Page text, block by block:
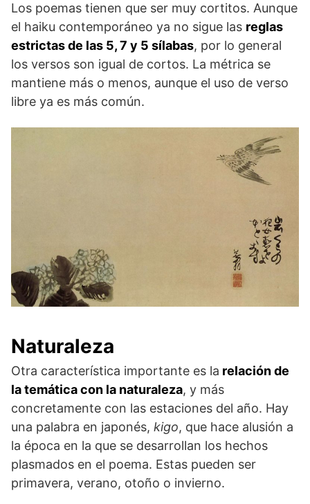
Los poemas tienen que ser muy cortitos. Aunque
el haiku contemporáneo ya no sigue las reglas
estrictas de las 5, 7 y 5 sílabas, por lo general
los versos son igual de cortos. La métrica se
mantiene más o menos, aunque el uso de verso
libre ya es más común.
Naturaleza
Otra característica importante es la relación de
la temática con la naturaleza, y más
concretamente con las estaciones del año. Hay
una palabra en japonés, kigo, que hace alusión a
la época en la que se desarrollan los hechos
plasmados en el poema. Estas pueden ser
primavera, verano, otoño o invierno.